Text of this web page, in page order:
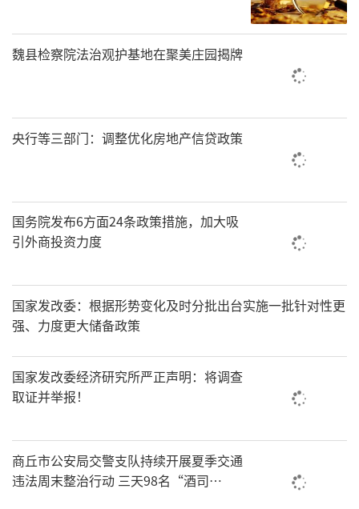
魏县检察院法治观护基地在聚美庄园揭牌
央行等三部门：调整优化房地产信贷政策
国务院发布6方面24条政策措施，加大吸
引外商投资力度
国家发改委：根据形势变化及时分批出台实施一批针对性更
强、力度更大储备政策
国家发改委经济研究所严正声明：将调查
取证并举报！
商丘市公安局交警支队持续开展夏季交通
违法周末整治行动 三天98名“酒司